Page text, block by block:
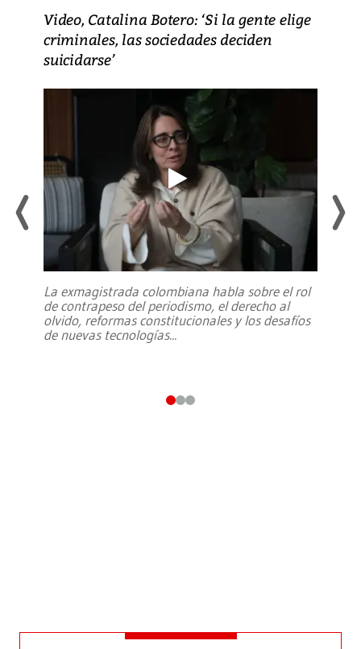
Video, Catalina Botero: ‘Si la gente elige
criminales, las sociedades deciden
suicidarse’
La exmagistrada colombiana habla sobre el rol
de contrapeso del periodismo, el derecho al
olvido, reformas constitucionales y los desafíos
de nuevas tecnologías...